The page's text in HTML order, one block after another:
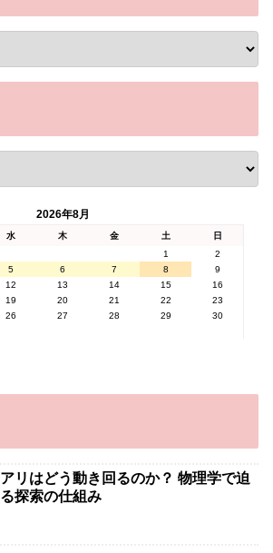
2026年8月
水 木 金 土
日
1
2
5 6 7 8
9
12 13 14 15
16
19 20 21 22
23
26 27 28 29
30
アリはどう動き回るのか？ 物理学で迫
る探索の仕組み